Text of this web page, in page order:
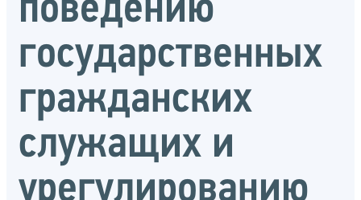
поведению
государственных
гражданских
служащих и
урегулированию